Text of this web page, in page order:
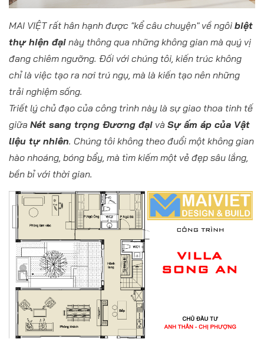
MAI VIỆT rất hân hạnh được "kể câu chuyện" về ngôi biệt
thự hiện đại này thông qua những không gian mà quý vị
đang chiêm ngưỡng. Đối với chúng tôi, kiến trúc không
chỉ là việc tạo ra nơi trú ngụ, mà là kiến tạo nên những
trải nghiệm sống.
Triết lý chủ đạo của công trình này là sự giao thoa tinh tế
giữa Nét sang trọng Đương đại và Sự ấm áp của Vật
liệu tự nhiên. Chúng tôi không theo đuổi một không gian
hào nhoáng, bóng bẩy, mà tìm kiếm một vẻ đẹp sâu lắng,
bền bỉ với thời gian.